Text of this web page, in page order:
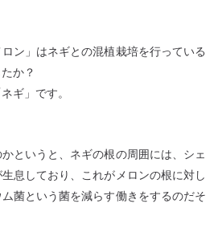
ン」はネギとの混植栽培を行っている
か？
ギ」です。
というと、ネギの根の周囲には、シェ
息しており、これがメロンの根に対し
菌という菌を減らす働きをするのだそ